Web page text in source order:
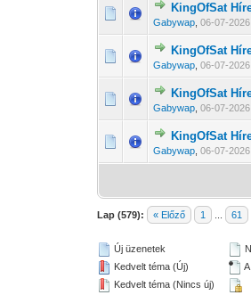
KingOfSat
Gabywap ,06-07-
KingOfSat
Gabywap ,06-07-
KingOfSat
Gabywap ,06-07-
KingOfSat
Gabywap ,06-07-
Lap (579): « Előző 1 61
Új üzenetek
Kedvelt téma (Új)
Kedvelt téma (Nincs új)